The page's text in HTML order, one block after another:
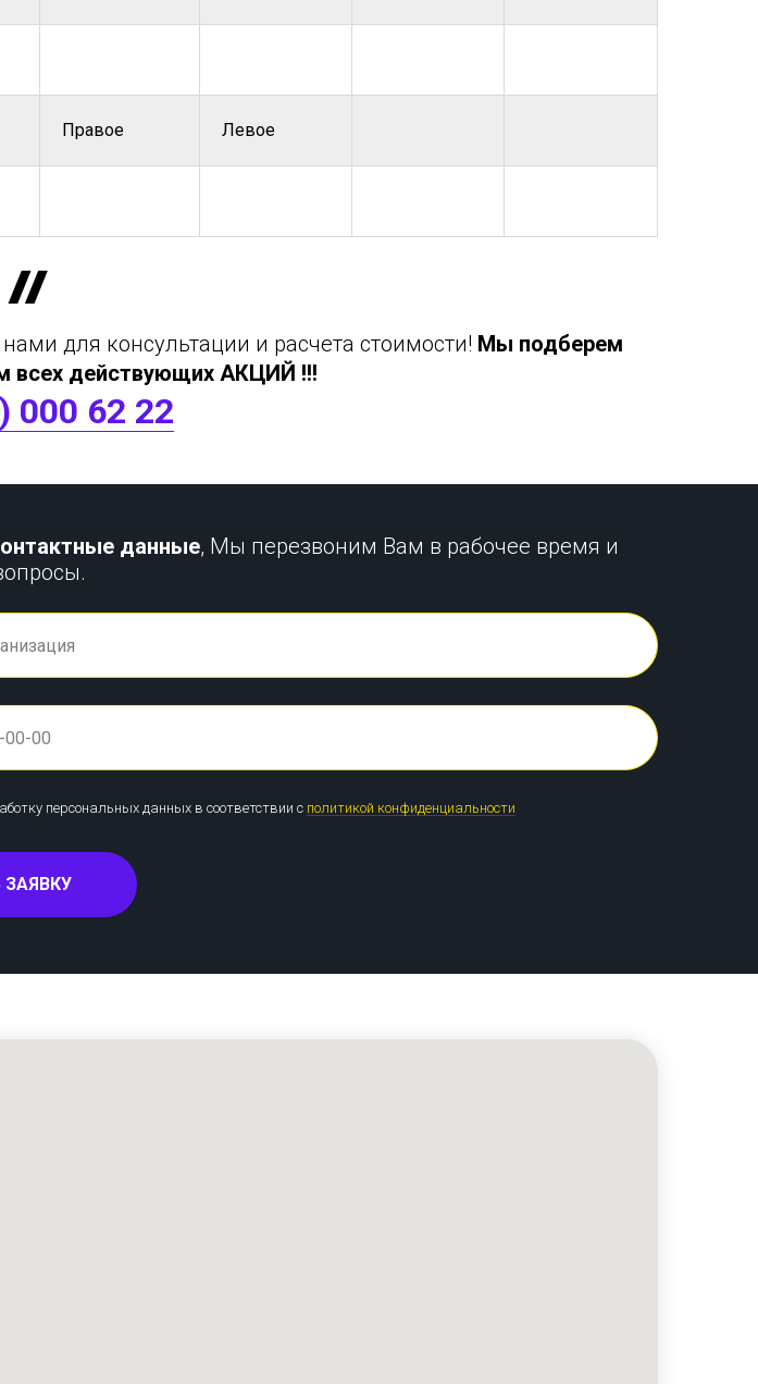
Правое Левое
для консультации и расчета стоимости! Мы подберем
всех действующих АКЦИЙ !!!
000 62 22
данные, Мы перезвоним Вам в рабочее время и
персональных данных в соответствии с политикой конфиденциальности